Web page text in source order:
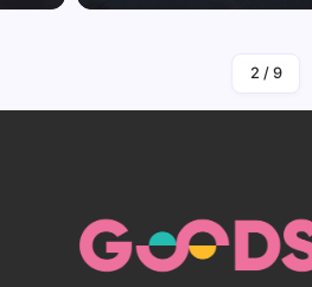
By Falah Malaika Az Zahra
2 / 9